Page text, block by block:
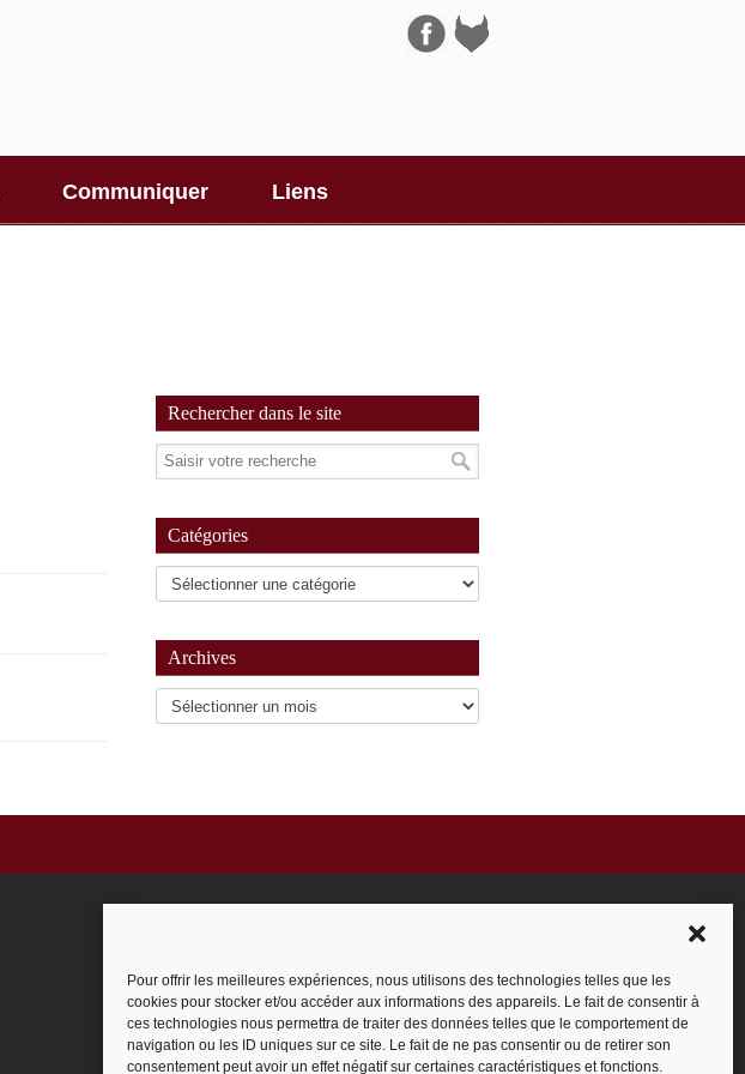
Pour offrir les meilleures expériences, nous utilisons des technologies telles que les
cookies pour stocker et/ou accéder aux informations des appareils. Le fait de consentir à
ces technologies nous permettra de traiter des données telles que le comportement de
navigation ou les ID uniques sur ce site. Le fait de ne pas consentir ou de retirer son
consentement peut avoir un effet négatif sur certaines caractéristiques et fonctions.
Communiquer Liens
Navigation
Rechercher dans le site
Catégories
Archives
Archives